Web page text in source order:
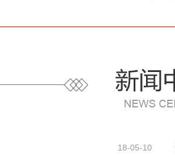
18-05-10